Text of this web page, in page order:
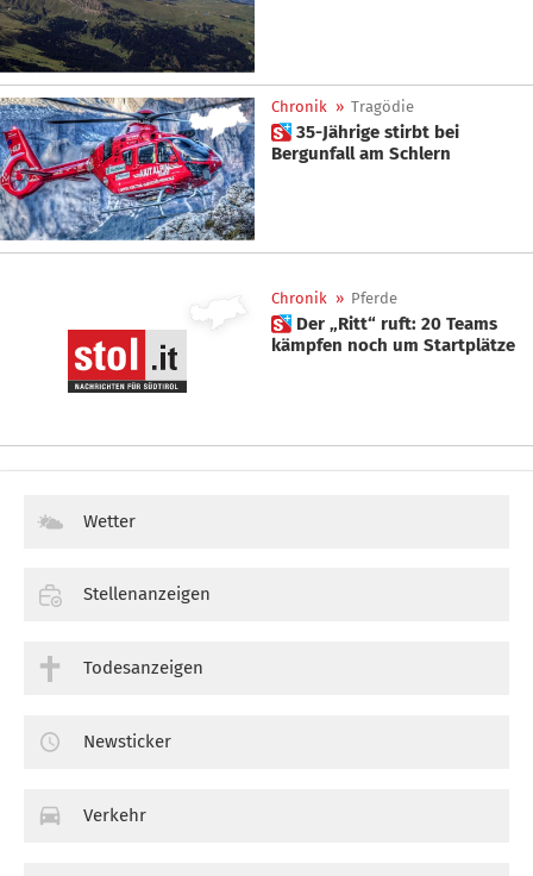
Chronik » Tragödie
 35-Jährige stirbt bei
Bergunfall am Schlern
Chronik » Pferde
 Der „Ritt“ ruft: 20 Teams
kämpfen noch um Startplätze
Wetter
Stellenanzeigen
Todesanzeigen
Newsticker
Verkehr